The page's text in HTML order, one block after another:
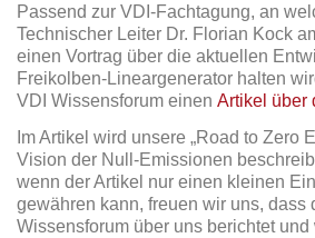
Passend zur VDI-Fachtagung, an
Technischer Leiter Dr. Florian Kock
einen Vortrag über die aktuellen
Freikolben-Lineargenerator halten
VDI Wissensforum einen Artikel über
Im Artikel wird unsere „Road to Zero
Vision der Null-Emissionen
wenn der Artikel nur einen kleinen
gewähren kann, freuen wir uns, dass
Wissensforum über uns berichtet